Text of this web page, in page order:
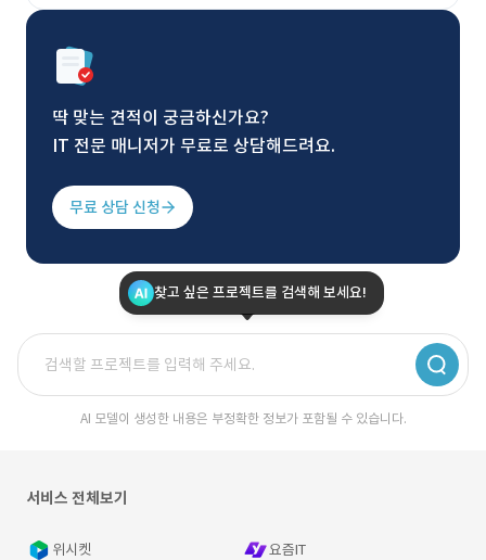
딱 맞는 견적이 궁금하신가요?
IT 전문 매니저가 무료로 상담해드려요.
무료 상담 신청
찾고 싶은 프로젝트를 검색해 보세요!
AI 모델이 생성한 내용은 부정확한 정보가 포함될 수 있습니다.
서비스 전체보기
위시켓 요즘IT